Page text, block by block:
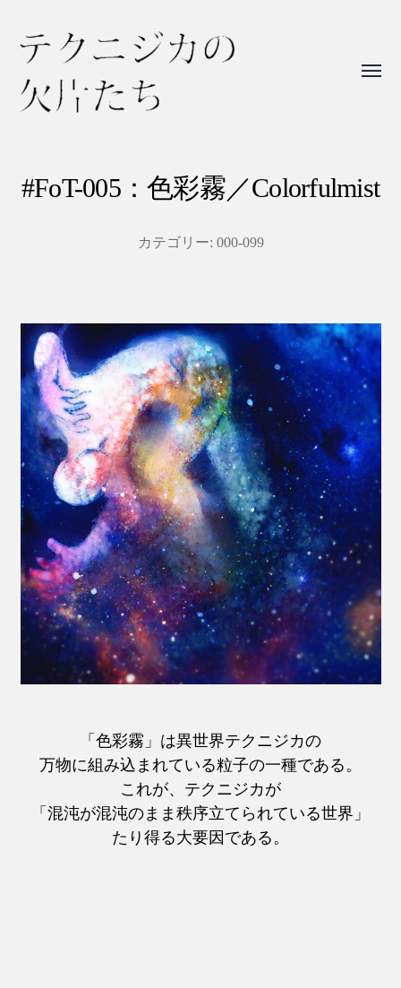
ニ
片
た
ち
#FoT-005：色彩霧／Colorfulmist
カテゴリー: 000-099
「色彩霧」は異世界テクニジカの
万物に組み込まれている粒子の一種である。
これが、テクニジカが
「混沌が混沌のまま秩序立てられている世界」
たり得る大要因である。